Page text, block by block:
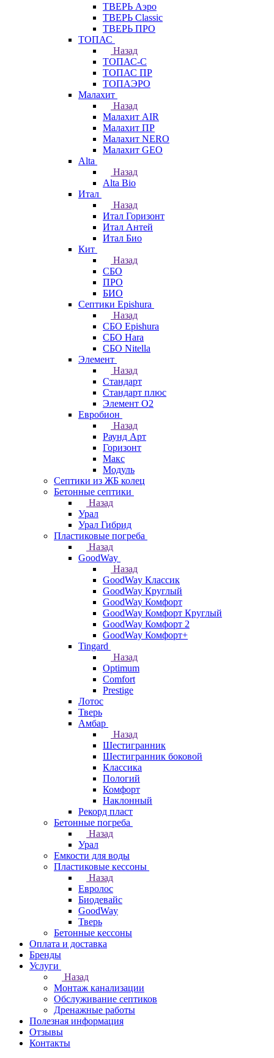
ТВЕРЬ Аэро
ТВЕРЬ Classic
ТВЕРЬ ПРО
ТОПАС
Назад
ТОПАС-С
ТОПАС ПР
ТОПАЭРО
Малахит
Назад
Малахит AIR
Малахит ПР
Малахит NERO
Малахит GEO
Alta
Назад
Alta Bio
Итал
Назад
Итал Горизонт
Итал Антей
Итал Био
Кит
Назад
СБО
ПРО
БИО
Септики Epishura
Назад
СБО Epishura
СБО Hara
СБО Nitella
Элемент
Назад
Стандарт
Стандарт плюс
Элемент О2
Евробион
Назад
Раунд Арт
Горизонт
Макс
Модуль
Септики из ЖБ колец
Бетонные септики
Назад
Урал
Урал Гибрид
Пластиковые погреба
Назад
GoodWay
Назад
GoodWay Классик
GoodWay Круглый
GoodWay Комфорт
GoodWay Комфорт Круглый
GoodWay Комфорт 2
GoodWay Комфорт+
Tingard
Назад
Optimum
Comfort
Prestige
Лотос
Тверь
Амбар
Назад
Шестигранник
Шестигранник боковой
Классика
Пологий
Комфорт
Наклонный
Рекорд пласт
Бетонные погреба
Назад
Урал
Емкости для воды
Пластиковые кессоны
Назад
Евролос
Биодевайс
GoodWay
Тверь
Бетонные кессоны
Оплата и доставка
Бренды
Услуги
Назад
Монтаж канализации
Обслуживание септиков
Дренажные работы
Полезная информация
Отзывы
Контакты